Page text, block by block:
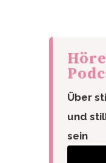
Über
und
sein